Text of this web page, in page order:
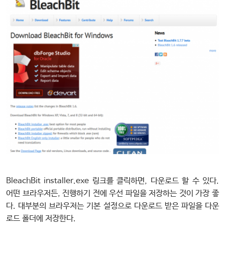
BleachBit installer.exe 링크를 클릭하면, 다운로드 할 수 있다.
어떤 브라우저든, 진행하기 전에 우선 파일을 저장하는 것이 가장 좋
다. 대부분의 브라우저는 기본 설정으로 다운로드 받은 파일을 다운
로드 폴더에 저장한다.